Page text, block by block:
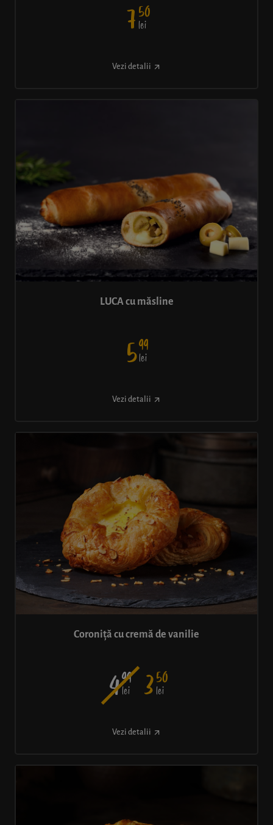
750
lei
Vezi detalii
LUCA cu măsline
599
lei
Vezi detalii
Coroniță cu cremă de vanilie
499
lei 350
lei
Vezi detalii